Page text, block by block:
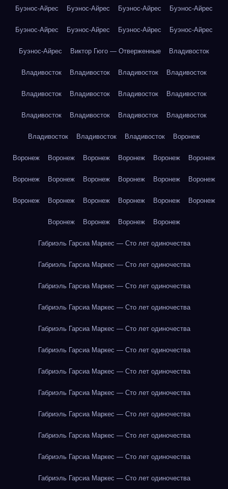
Буэнос-Айрес Буэнос-Айрес Буэнос-Айрес Буэнос-Айрес
Буэнос-Айрес Буэнос-Айрес Буэнос-Айрес Буэнос-Айрес
Буэнос-Айрес Виктор Гюго — Отверженные Владивосток
Владивосток Владивосток Владивосток Владивосток
Владивосток Владивосток Владивосток Владивосток
Владивосток Владивосток Владивосток Владивосток
Владивосток Владивосток Владивосток Воронеж
Воронеж Воронеж Воронеж Воронеж Воронеж Воронеж
Воронеж Воронеж Воронеж Воронеж Воронеж Воронеж
Воронеж Воронеж Воронеж Воронеж Воронеж Воронеж
Воронеж Воронеж Воронеж Воронеж
Габриэль Гарсиа Маркес — Сто лет одиночества
Габриэль Гарсиа Маркес — Сто лет одиночества
Габриэль Гарсиа Маркес — Сто лет одиночества
Габриэль Гарсиа Маркес — Сто лет одиночества
Габриэль Гарсиа Маркес — Сто лет одиночества
Габриэль Гарсиа Маркес — Сто лет одиночества
Габриэль Гарсиа Маркес — Сто лет одиночества
Габриэль Гарсиа Маркес — Сто лет одиночества
Габриэль Гарсиа Маркес — Сто лет одиночества
Габриэль Гарсиа Маркес — Сто лет одиночества
Габриэль Гарсиа Маркес — Сто лет одиночества
Габриэль Гарсиа Маркес — Сто лет одиночества